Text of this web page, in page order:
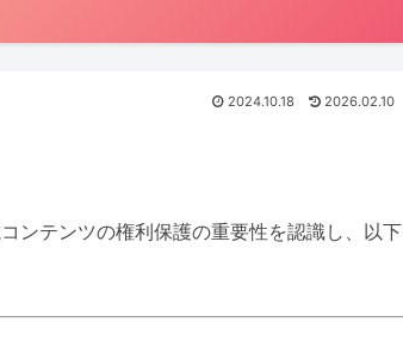
2024.10.18 2026.02.10
ンテンツの権利保護の重要性を認識し、以下